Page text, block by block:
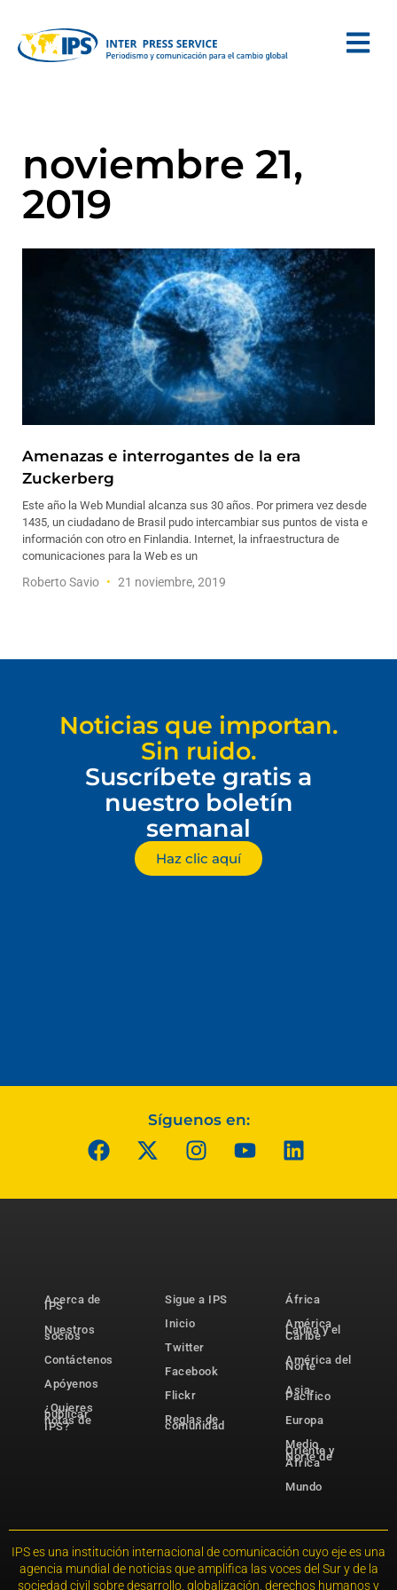
noviembre 21,
2019
Amenazas e interrogantes de la era
Zuckerberg
Este año la Web Mundial alcanza sus 30 años. Por primera vez desde
1435, un ciudadano de Brasil pudo intercambiar sus puntos de vista e
información con otro en Finlandia. Internet, la infraestructura de
comunicaciones para la Web es un
Roberto Savio 21 noviembre, 2019
Noticias que importan.
Sin ruido.
Suscríbete gratis a
nuestro boletín
semanal
Haz clic aquí
Síguenos en:
Acerca de
IPS
Nuestros
socios
Contáctenos
Apóyenos
¿Quieres
publicar
notas de
IPS?
Sigue a IPS
Inicio
Twitter
Facebook
Flickr
Reglas de
comunidad
África
América
Latina y el
Caribe
América del
Norte
Asia-
Pacífico
Europa
Medio
Oriente y
Norte de
África
Mundo
IPS es una institución internacional de comunicación cuyo eje es una
agencia mundial de noticias que amplifica las voces del Sur y de la
sociedad civil sobre desarrollo, globalización, derechos humanos y